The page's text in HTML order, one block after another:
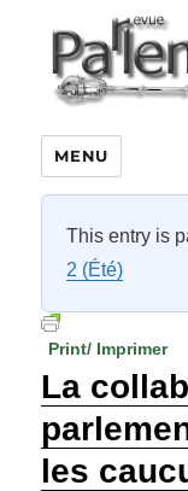
MENU
This entry is
2 (Été)
Print/ Imprimer
La
les